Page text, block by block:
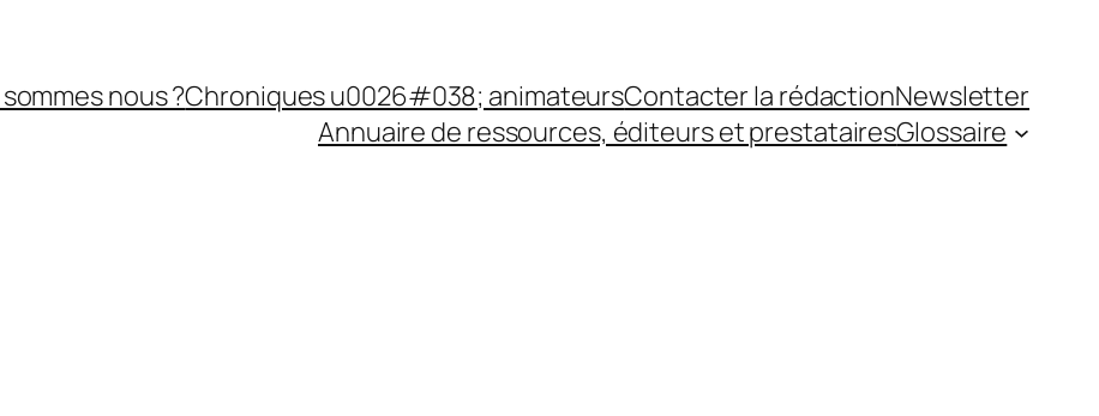
nous ?Chroniques u0026#038; animateursContacter la rédactionNewsletter
Annuaire de ressources, éditeurs et prestatairesGlossaire